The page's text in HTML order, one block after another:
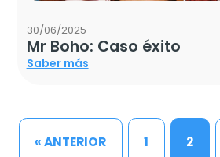
30/06/2025
Mr Boho: Caso éxito
Saber más
« ANTERIOR 1 2